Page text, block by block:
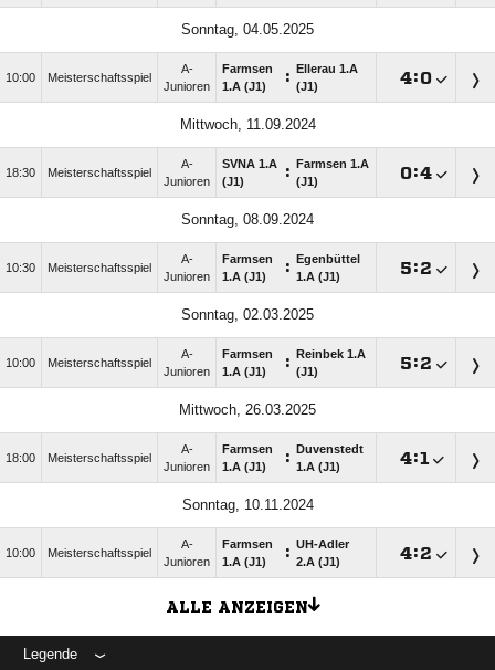
Sonntag, 04.05.2025
10:00 Meisterschaftsspiel
A-
Junioren
Farmsen
1.A (J1)
:
Ellerau 1.A
(J1)
:
Mittwoch, 11.09.2024
18:30 Meisterschaftsspiel
A-
Junioren
SVNA 1.A
(J1)
:
Farmsen 1.A
(J1)
:
Sonntag, 08.09.2024
10:30 Meisterschaftsspiel
A-
Junioren
Farmsen
1.A (J1)
:
Egenbüttel
1.A (J1)
:
Sonntag, 02.03.2025
10:00 Meisterschaftsspiel
A-
Junioren
Farmsen
1.A (J1)
:
Reinbek 1.A
(J1)
:
Mittwoch, 26.03.2025
18:00 Meisterschaftsspiel
A-
Junioren
Farmsen
1.A (J1)
:
Duvenstedt
1.A (J1)
:
Sonntag, 10.11.2024
10:00 Meisterschaftsspiel
A-
Junioren
Farmsen
1.A (J1)
: UH-Adler
2.A (J1)
:
ALLE ANZEIGEN
Legende